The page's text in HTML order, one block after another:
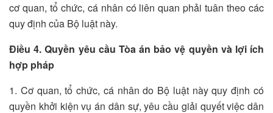
cơ quan, tổ chức, cá nhân có liên quan phải tuân theo các
quy định của Bộ luật này.
Điều 4. Quyền yêu cầu Tòa án bảo vệ quyền và lợi ích
hợp pháp
1. Cơ quan, tổ chức, cá nhân do Bộ luật này quy định có
quyền khởi kiện vụ án dân sự, yêu cầu giải quyết việc dân